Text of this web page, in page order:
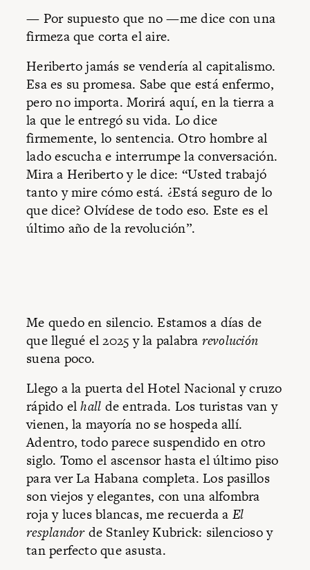
— Por supuesto que no —me dice con una
firmeza que corta el aire.
Heriberto jamás se vendería al capitalismo.
Esa es su promesa. Sabe que está enfermo,
pero no importa. Morirá aquí, en la tierra a
la que le entregó su vida. Lo dice
firmemente, lo sentencia. Otro hombre al
lado escucha e interrumpe la conversación.
Mira a Heriberto y le dice: “Usted trabajó
tanto y mire cómo está. ¿Está seguro de lo
que dice? Olvídese de todo eso. Este es el
último año de la revolución”.
Me quedo en silencio. Estamos a días de
que llegué el 2025 y la palabra revolución
suena poco.
Llego a la puerta del Hotel Nacional y cruzo
rápido elhall de entrada. Los turistas van y
vienen, la mayoría no se hospeda allí.
Adentro, todo parece suspendido en otro
siglo. Tomo el ascensor hasta el último piso
para ver La Habana completa. Los pasillos
son viejos y elegantes, con una alfombra
roja y luces blancas, me recuerda a El
resplandorde Stanley Kubrick: silencioso y
tan perfecto que asusta.